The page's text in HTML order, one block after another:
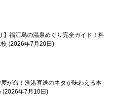
】福江島の温泉めぐり完全ガイド！料
2026年7月20日
が命！漁港直送のネタが味わえる本
2026年7月10日